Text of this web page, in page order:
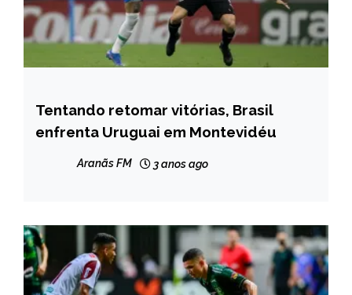
ESPORTES
NOTÍCIAS
Tentando retomar vitórias, Brasil
enfrenta Uruguai em Montevidéu
Aranãs FM 3 anos ago